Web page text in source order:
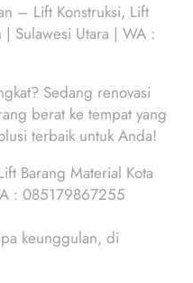
– Lift Konstruksi, Lift
| Sulawesi Utara | WA :
Sedang renovasi
berat ke tempat yang
terbaik untuk Anda!
Barang Material Kota
: 085179867255
keunggulan, di